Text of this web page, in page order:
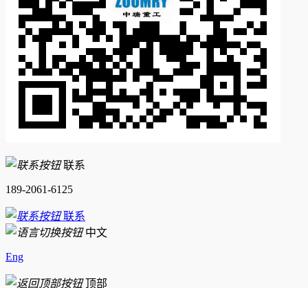
联系
189-2061-6125
联系
中文
Eng
顶部